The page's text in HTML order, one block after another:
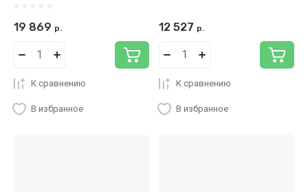
19 869 р.
К сравнению
В избранное
12 527 р.
К сравнению
В избранное